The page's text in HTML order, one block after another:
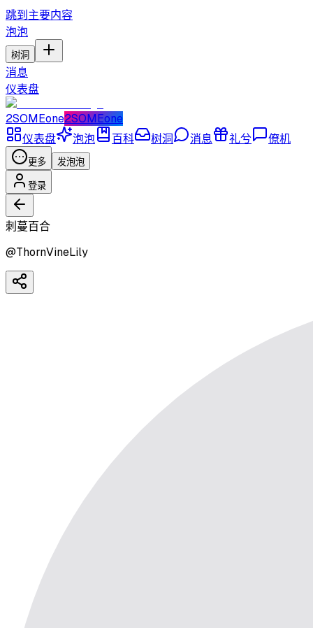
跳到主要内容
泡泡
树洞
消息
仪表盘
2SOMEone2SOMEone
仪表盘
泡泡 百科 树洞 消息 礼兮 僚机
更多 发泡泡
登录
刺蔓百合
@ThornVineLily